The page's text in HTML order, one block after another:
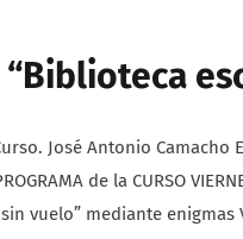
“Biblioteca
Curso. José Antonio
de la CURSO
vuelo” mediante enigmas